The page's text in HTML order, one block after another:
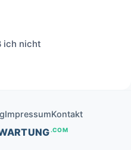
ich nicht
ImpressumKontakt
.COM